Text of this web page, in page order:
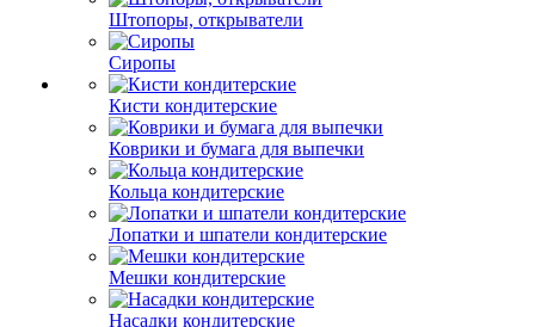
Штопоры, открыватели
Сиропы
Кисти кондитерские
Коврики и бумага для выпечки
Кольца кондитерские
Лопатки и шпатели кондитерские
Мешки кондитерские
Насадки кондитерские